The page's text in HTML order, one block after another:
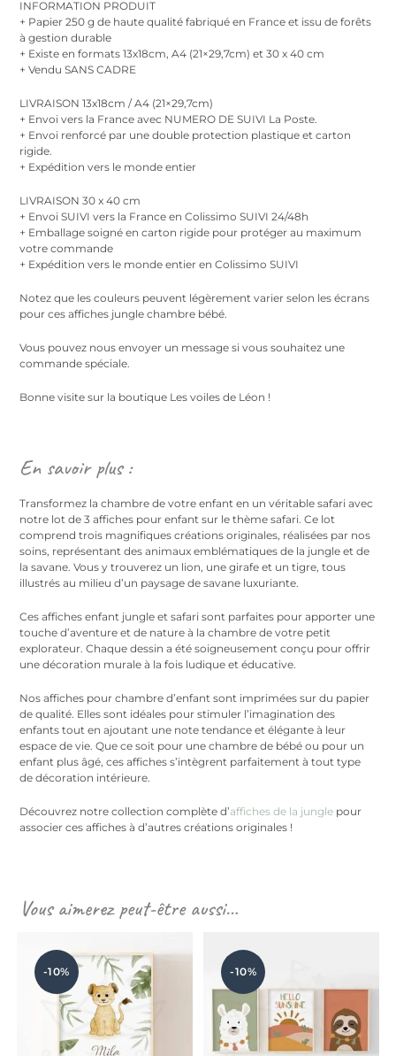
INFORMATION PRODUIT
+ Papier 250 g de haute qualité fabriqué en France et issu de forêts
à gestion durable
+ Existe en formats 13x18cm, A4 (21×29,7cm) et 30 x 40 cm
+ Vendu SANS CADRE
LIVRAISON 13x18cm / A4 (21×29,7cm)
+ Envoi vers la France avec NUMERO DE SUIVI La Poste.
+ Envoi renforcé par une double protection plastique et carton
rigide.
+ Expédition vers le monde entier
LIVRAISON 30 x 40 cm
+ Envoi SUIVI vers la France en Colissimo SUIVI 24/48h
+ Emballage soigné en carton rigide pour protéger au maximum
votre commande
+ Expédition vers le monde entier en Colissimo SUIVI
Notez que les couleurs peuvent légèrement varier selon les écrans
pour ces affiches jungle chambre bébé.
Vous pouvez nous envoyer un message si vous souhaitez une
commande spéciale.
Bonne visite sur la boutique Les voiles de Léon !
En savoir plus :
Transformez la chambre de votre enfant en un véritable safari avec
notre lot de 3 affiches pour enfant sur le thème safari. Ce lot
comprend trois magnifiques créations originales, réalisées par nos
soins, représentant des animaux emblématiques de la jungle et de
la savane. Vous y trouverez un lion, une girafe et un tigre, tous
illustrés au milieu d’un paysage de savane luxuriante.
Ces affiches enfant jungle et safari sont parfaites pour apporter une
touche d’aventure et de nature à la chambre de votre petit
explorateur. Chaque dessin a été soigneusement conçu pour offrir
une décoration murale à la fois ludique et éducative.
Nos affiches pour chambre d’enfant sont imprimées sur du papier
de qualité. Elles sont idéales pour stimuler l’imagination des
enfants tout en ajoutant une note tendance et élégante à leur
espace de vie. Que ce soit pour une chambre de bébé ou pour un
enfant plus âgé, ces affiches s’intègrent parfaitement à tout type
de décoration intérieure.
Découvrez notre collection complète d’affiches de la jungle pour
associer ces affiches à d’autres créations originales !
Vous aimerez peut-être aussi…
-10% -10%